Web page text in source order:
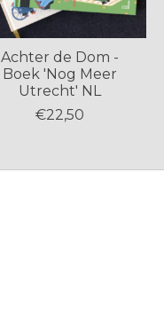
Achter de Dom -
Boek 'Nog Meer
Utrecht' NL
€22,50